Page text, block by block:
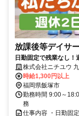
放課後等デイサ
日勤固定で残業なし
代～40代の女性活躍中
株式会社ニチユウ
時給1,300円以上
福岡県飯塚市
勤務時間 9:00～
務
仕事内容 ・日勤固